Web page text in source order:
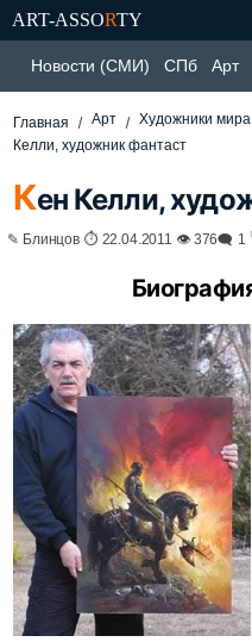
ART-ASSORTY
Новости (СМИ) СПб Арт
Главная Арт Художники мира
Келли, художник фантаст
Кен Келли,
✎ Блинцов ⏱ 22.04.2011 👁 376🗨 1